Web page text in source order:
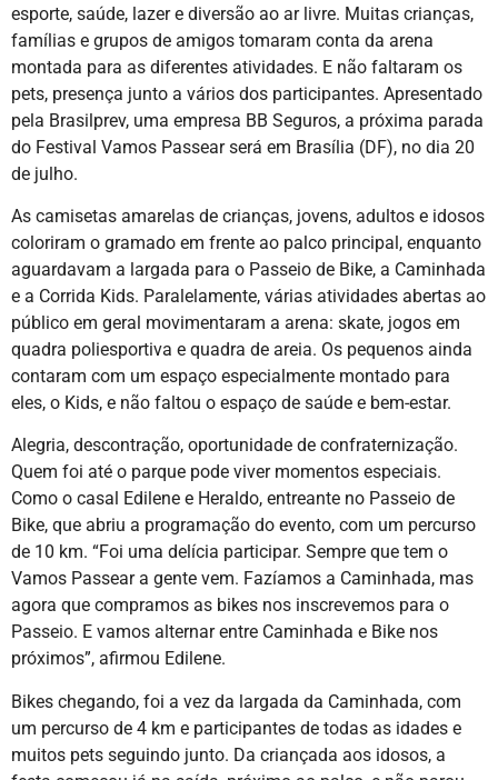
esporte, saúde, lazer e diversão ao ar livre. Muitas crianças,
famílias e grupos de amigos tomaram conta da arena
montada para as diferentes atividades. E não faltaram os
pets, presença junto a vários dos participantes. Apresentado
pela Brasilprev, uma empresa BB Seguros, a próxima parada
do Festival Vamos Passear será em Brasília (DF), no dia 20
de julho.
As camisetas amarelas de crianças, jovens, adultos e idosos
coloriram o gramado em frente ao palco principal, enquanto
aguardavam a largada para o Passeio de Bike, a Caminhada
e a Corrida Kids. Paralelamente, várias atividades abertas ao
público em geral movimentaram a arena: skate, jogos em
quadra poliesportiva e quadra de areia. Os pequenos ainda
contaram com um espaço especialmente montado para
eles, o Kids, e não faltou o espaço de saúde e bem-estar.
Alegria, descontração, oportunidade de confraternização.
Quem foi até o parque pode viver momentos especiais.
Como o casal Edilene e Heraldo, entreante no Passeio de
Bike, que abriu a programação do evento, com um percurso
de 10 km. “Foi uma delícia participar. Sempre que tem o
Vamos Passear a gente vem. Fazíamos a Caminhada, mas
agora que compramos as bikes nos inscrevemos para o
Passeio. E vamos alternar entre Caminhada e Bike nos
próximos”, afirmou Edilene.
Bikes chegando, foi a vez da largada da Caminhada, com
um percurso de 4 km e participantes de todas as idades e
muitos pets seguindo junto. Da criançada aos idosos, a